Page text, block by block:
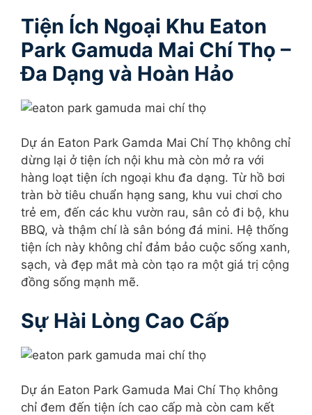
Tiện Ích Ngoại Khu Eaton
Park Gamuda Mai Chí Thọ –
Đa Dạng và Hoàn Hảo
Dự án Eaton Park Gamda Mai Chí Thọ không chỉ
dừng lại ở tiện ích nội khu mà còn mở ra với
hàng loạt tiện ích ngoại khu đa dạng. Từ hồ bơi
tràn bờ tiêu chuẩn hạng sang, khu vui chơi cho
trẻ em, đến các khu vườn rau, sân cỏ đi bộ, khu
BBQ, và thậm chí là sân bóng đá mini. Hệ thống
tiện ích này không chỉ đảm bảo cuộc sống xanh,
sạch, và đẹp mắt mà còn tạo ra một giá trị cộng
đồng sống mạnh mẽ.
Sự Hài Lòng Cao Cấp
Dự án Eaton Park Gamuda Mai Chí Thọ không
chỉ đem đến tiện ích cao cấp mà còn cam kết